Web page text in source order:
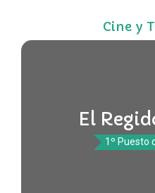
Cine y
El
1º Puesto